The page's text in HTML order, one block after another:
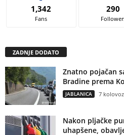
1,342
Fans
290
ZADNJE DODATO
Znatno pojačan
Bradine prema
JABLANICA 7
Nakon pljačke
uhapšene,